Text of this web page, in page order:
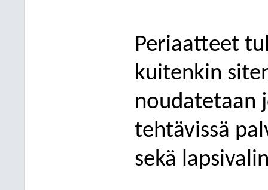
Periaatteet
kuitenkin
noudatetaan
tehtävissä
sekä